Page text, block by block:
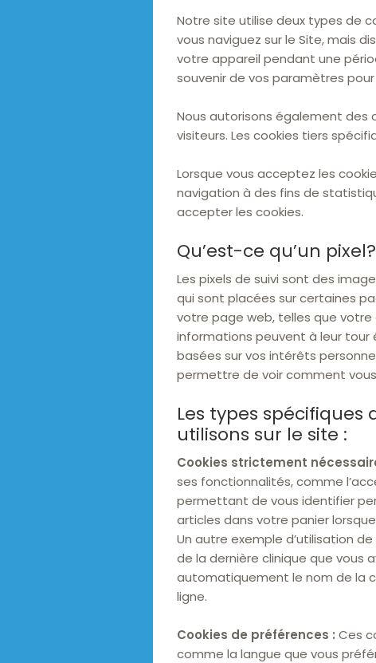
Notre site utilise deux types de
vous naviguez sur le Site, mais
votre appareil pendant une
souvenir de vos paramètres
Nous autorisons également des
visiteurs. Les cookies tiers
Lorsque vous acceptez les
navigation à des fins de
accepter les cookies.
Qu’est-ce qu’un pixel?
Les pixels de suivi sont des
qui sont placées sur certaines
votre page web, telles que
informations peuvent à leur tour
basées sur vos intérêts
permettre de voir comment
Les types spécifiques
utilisons sur le site :
Cookies strictement
ses fonctionnalités, comme
permettant de vous identifier
articles dans votre panier
Un autre exemple d’utilisation
de la dernière clinique que vous
automatiquement le nom de la
ligne.
Cookies de préférences : Ces
comme la langue que vous